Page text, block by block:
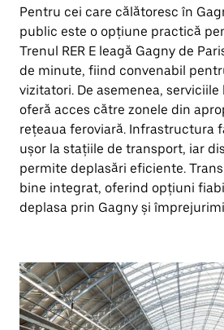
Pentru cei care călătoresc în
public este o opțiune practică
Trenul RER E leagă Gagny de
de minute, fiind convenabil
vizitatori. De asemenea,
oferă acces către zonele din
rețeaua feroviară. Infrastructura
ușor la stațiile de transport, iar
permite deplasări eficiente.
bine integrat, oferind opțiuni
deplasa prin Gagny și